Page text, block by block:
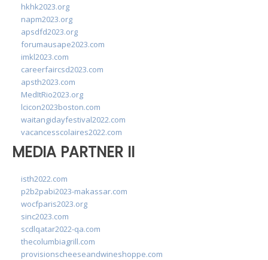
hkhk2023.org
napm2023.org
apsdfd2023.org
forumausape2023.com
imkl2023.com
careerfaircsd2023.com
apsth2023.com
MedItRio2023.org
lcicon2023boston.com
waitangidayfestival2022.com
vacancesscolaires2022.com
MEDIA PARTNER II
isth2022.com
p2b2pabi2023-makassar.com
wocfparis2023.org
sinc2023.com
scdlqatar2022-qa.com
thecolumbiagrill.com
provisionscheeseandwineshoppe.com